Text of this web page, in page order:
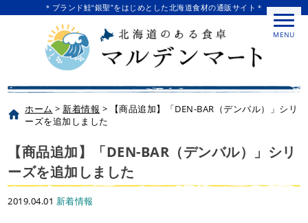
＊ブランド鮭“銀聖”をはじめとした北海道食材の通販サイト＊
MENU
ホーム >新着情報 >
【商品追加】「DEN-BAR（デンバル）」シリ
ーズを追加しました
【商品追加】「DEN-BAR（デンバル）」シリ
ーズを追加しました
2019.04.01 新着情報